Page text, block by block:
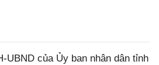
UBND của Ủy ban nhân dân tỉnh